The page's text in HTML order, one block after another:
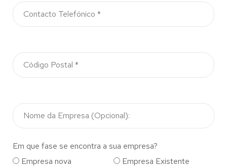
Em que fase se encontra a sua empresa?
Empresa nova
Empresa Existente